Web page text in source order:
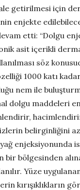
getirilmesi için
enjekte
etti: “Dolgu
asit içerikli
söz
1000 katı
nem ile
dolgu maddeleri
izlerin belirginliğini
enjeksiyonunda
bir bölgesinden
Yüze
kırışıklıkların